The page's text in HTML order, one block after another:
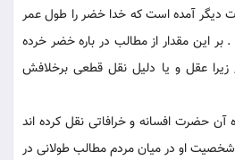
ديگر آمده است كه خدا خضر را طول عمر
بر اين مقدار از مطالب در باره خضر خرده
عقل و يا دليل نقل قطعى برخلافش
آن حضرت افسانه و خرافاتى نقل كرده اند
او در ميان مردم مطالب طولانى در